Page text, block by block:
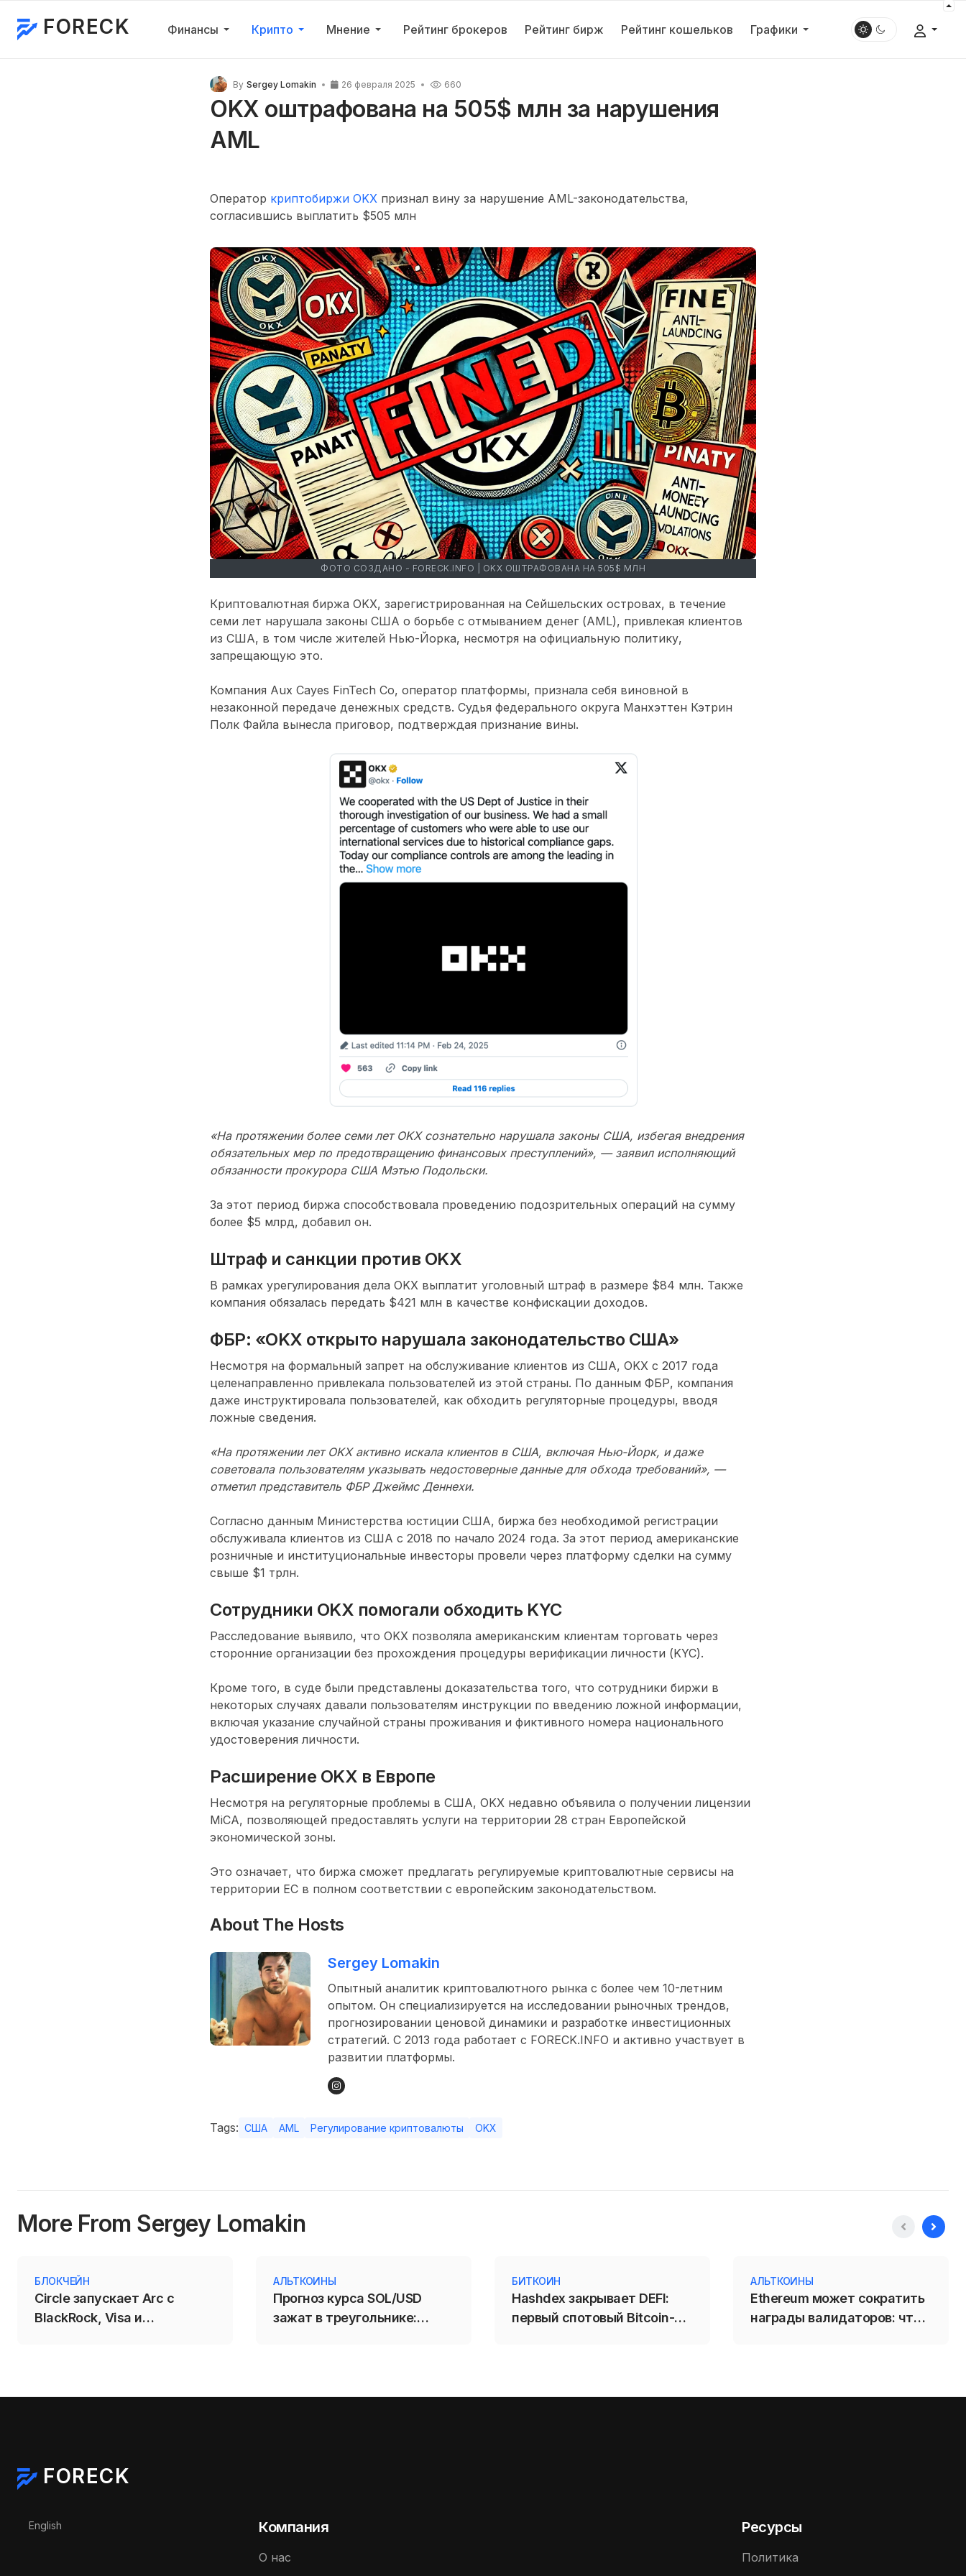
FORECK Финансы Крипто Мнение Рейтинг брокеров Рейтинг бирж Рейтинг кошельков Графики
By Sergey Lomakin 26 февраля 2025 660
OKX оштрафована на 505$ млн за нарушения
AML
Оператор криптобиржи OKX признал вину за нарушение AML-законодательства,
согласившись выплатить $505 млн
ФОТО СОЗДАНО - FORECK.INFO | OKX ОШТРАФОВАНА НА 505$ МЛН
Криптовалютная биржа OKX, зарегистрированная на Сейшельских островах, в течение
семи лет нарушала законы США о борьбе с отмыванием денег (AML), привлекая клиентов
из США, в том числе жителей Нью-Йорка, несмотря на официальную политику,
запрещающую это.
Компания Aux Cayes FinTech Co, оператор платформы, признала себя виновной в
незаконной передаче денежных средств. Судья федерального округа Манхэттен Кэтрин
Полк Файла вынесла приговор, подтверждая признание вины.
«На протяжении более семи лет OKX сознательно нарушала законы США, избегая внедрения
обязательных мер по предотвращению финансовых преступлений», — заявил исполняющий
обязанности прокурора США Мэтью Подольски.
За этот период биржа способствовала проведению подозрительных операций на сумму
более $5 млрд, добавил он.
Штраф и санкции против OKX
В рамках урегулирования дела OKX выплатит уголовный штраф в размере $84 млн. Также
компания обязалась передать $421 млн в качестве конфискации доходов.
ФБР: «OKX открыто нарушала законодательство США»
Несмотря на формальный запрет на обслуживание клиентов из США, OKX с 2017 года
целенаправленно привлекала пользователей из этой страны. По данным ФБР, компания
даже инструктировала пользователей, как обходить регуляторные процедуры, вводя
ложные сведения.
«На протяжении лет OKX активно искала клиентов в США, включая Нью-Йорк, и даже
советовала пользователям указывать недостоверные данные для обхода требований», —
отметил представитель ФБР Джеймс Деннехи.
Согласно данным Министерства юстиции США, биржа без необходимой регистрации
обслуживала клиентов из США с 2018 по начало 2024 года. За этот период американские
розничные и институциональные инвесторы провели через платформу сделки на сумму
свыше $1 трлн.
Сотрудники OKX помогали обходить KYC
Расследование выявило, что OKX позволяла американским клиентам торговать через
сторонние организации без прохождения процедуры верификации личности (KYC).
Кроме того, в суде были представлены доказательства того, что сотрудники биржи в
некоторых случаях давали пользователям инструкции по введению ложной информации,
включая указание случайной страны проживания и фиктивного номера национального
удостоверения личности.
Расширение OKX в Европе
Несмотря на регуляторные проблемы в США, OKX недавно объявила о получении лицензии
MiCA, позволяющей предоставлять услуги на территории 28 стран Европейской
экономической зоны.
Это означает, что биржа сможет предлагать регулируемые криптовалютные сервисы на
территории ЕС в полном соответствии с европейским законодательством.
About The Hosts
Sergey Lomakin
Опытный аналитик криптовалютного рынка с более чем 10-летним
опытом. Он специализируется на исследовании рыночных трендов,
прогнозировании ценовой динамики и разработке инвестиционных
стратегий. С 2013 года работает с FORECK.INFO и активно участвует в
развитии платформы.
Tags: США AML Регулирование криптовалюты OKX
More From Sergey Lomakin
БЛОКЧЕЙН
Circle запускает Arc с
BlackRock, Visa и
АЛЬТКОИНЫ
Прогноз курса SOL/USD
зажат в треугольнике:
БИТКОИН
Hashdex закрывает DEFI:
первый спотовый Bitcoin-
АЛЬТКОИНЫ
Ethereum может сократить
награды валидаторов: что
FORECK
Выберите язык
English Компания
О нас
Ресурсы
Политика